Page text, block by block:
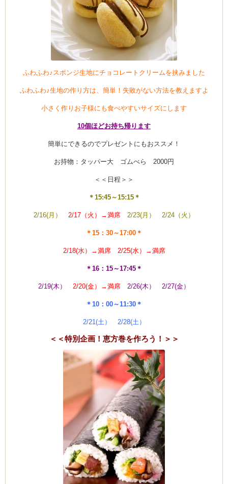
ふわふわ♪スポンジ生地にチョコレートクリームを挟みました
ふわふわ♪生地の作り方は、簡単！失敗がない方法を教えますよ
小さく作りお子様にも食べやすいサイズにします
10個ほどお持ち帰ります
簡単にできるのでプレゼントにもおススメ！
お持物：タッパー大 ゴムべら 2000円
＜＜日程＞＞
＊15:45～15:15＊
2/16(月） 2/17（火）→満席 2/23(月） 2/24（火）
＊15：30～17:00＊
2/18(水）→満席 2/25(水）→満席
＊16：15～17:45＊
2/19(木） 2/20(金）→満席 2/26(木） 2/27(金）
＊10：00～11:30＊
2/21(土） 2/28(土）
＜＜特別企画！恵方巻を作ろう！＞＞